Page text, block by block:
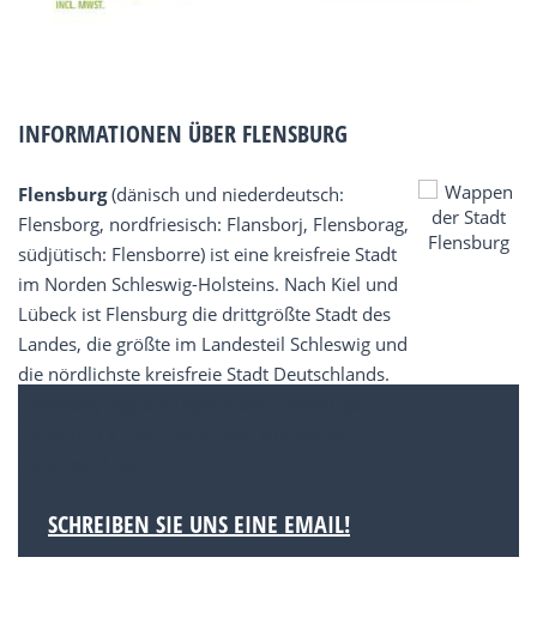
INFORMATIONEN ÜBER FLENSBURG
Flensburg(dänisch und niederdeutsch:
Flensborg, nordfriesisch: Flansborj, Flensborag,
südjütisch: Flensborre) ist eine kreisfreie Stadt
im Norden Schleswig-Holsteins. Nach Kiel und
Lübeck ist Flensburg die drittgrößte Stadt des
Landes, die größte im Landesteil Schleswig und
die nördlichste kreisfreie Stadt Deutschlands.
SCHREIBEN SIE UNS EINE EMAIL!